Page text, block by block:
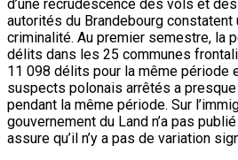
d’une recrudescence des vols et
autorités du Brandebourg
criminalité. Au premier semestre, la
délits dans les 25 communes
11 098 délits pour la même période
suspects polonais arrêtés a
pendant la même période. Sur
gouvernement du Land n’a pas
assure qu’il n’y a pas de variation